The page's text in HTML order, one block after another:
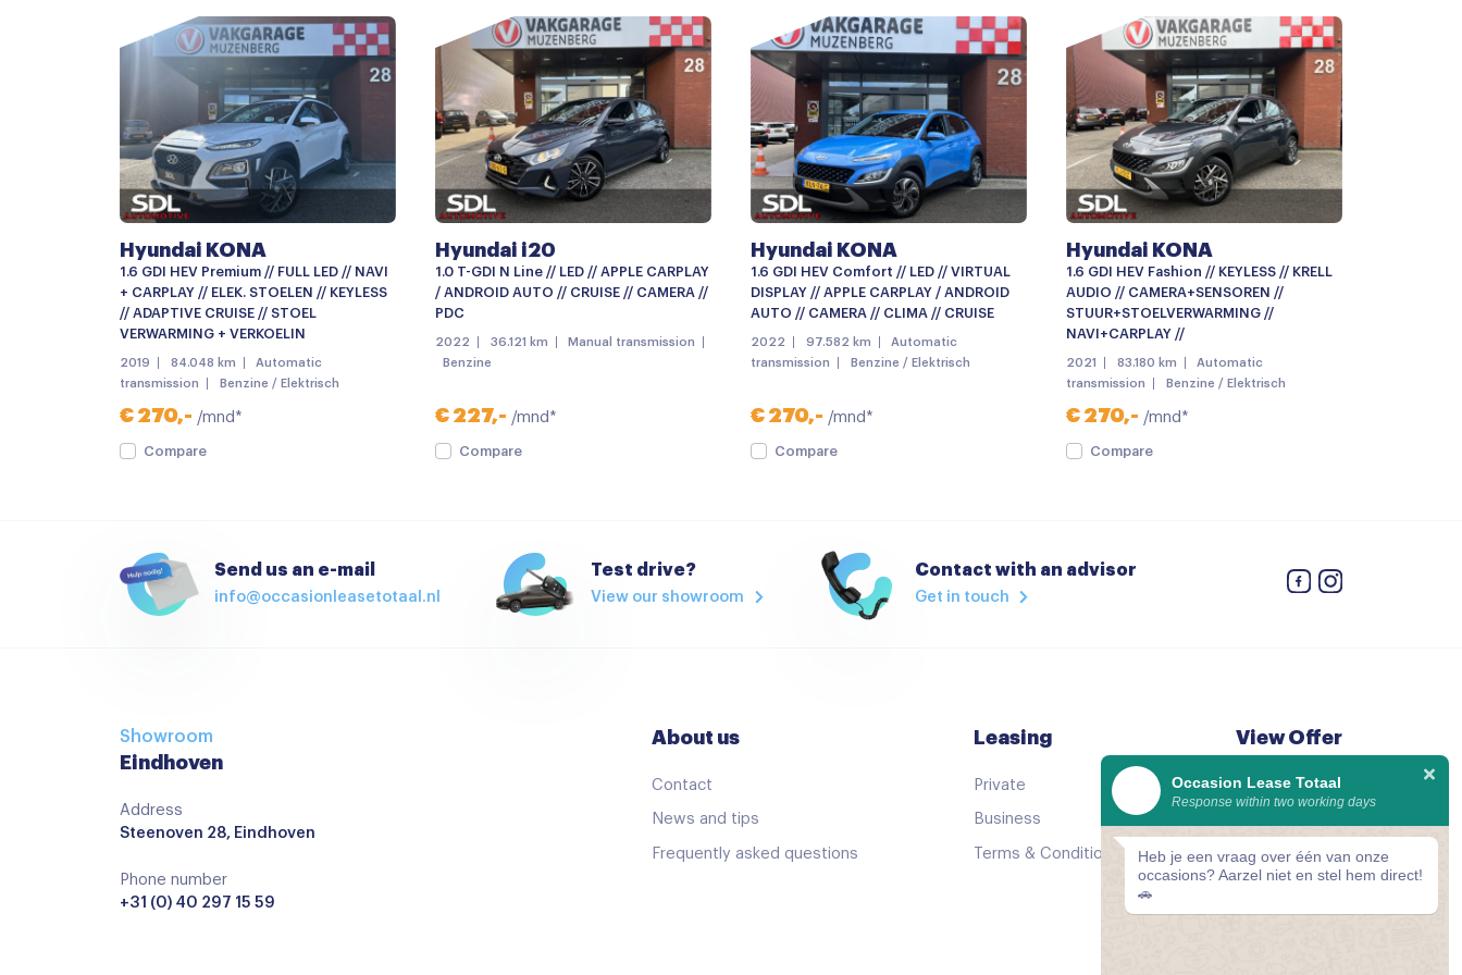
Centrale deurvergrendeling met afstandsbediening Dimlichten automatisch
Getint glas Kleur wit
LED dagrijverlichting Lichtmetalen velgen
Lichtmetalen velgen 16" Mistlampen
Parkeer assistent Parkeersensor achter
Parkeersensoren Achteruitrijcamera
Android auto Apple carplay
Multimedia-voorbereiding Multimedia systeem
Navigatie
Radio Radio
Spraakbediening Achterbank in delen neerklapbaar
Airco Airco met elektronische regeling
Boordcomputer Climate control
Cruise control Cruisecontrol
Airbag(s) hoofd achter
Airbag passagier
Anti Blokkeer Systeem
Autonomous Emergency Braking
Hyundai KONA
1.6 GDI HEV Premium // FULL LED // NAVI
+ CARPLAY // ELEK. STOELEN // KEYLESS
// ADAPTIVE CRUISE // STOEL
VERWARMING + VERKOELIN
2019 84.048 km
Automatic
transmission
Benzine / Elektrisch
€ 270,- /mnd*
Compare
Hyundai i20
1.0 T-GDI N Line // LED // APPLE CARPLAY
/ ANDROID AUTO // CRUISE // CAMERA //
PDC
2022 36.121 km
Manual transmission
Benzine
€ 227,- /mnd*
Compare
Hyundai KONA
1.6 GDI HEV Comfort // LED // VIRTUAL
DISPLAY // APPLE CARPLAY / ANDROID
AUTO // CAMERA // CLIMA // CRUISE
2022 97.582 km
Automatic
transmission
Benzine / Elektrisch
€ 270,- /mnd*
Compare
Hyundai KONA
1.6 GDI HEV Fashion // KEYLESS // KRELL
AUDIO // CAMERA+SENSOREN //
STUUR+STOELVERWARMING //
NAVI+CARPLAY //
2021 83.180 km
Automatic
transmission
Benzine / Elektrisch
€ 270,- /mnd*
Compare
Send us an e-mail
info@occasionleasetotaal.nl
Test drive?
View our showroom
Contact with an advisor
Get in touch
Showroom
Eindhoven
Address
Steenoven 28, Eindhoven
Phone number
+31 (0) 40 297 15 59
About us
Contact
News and tips
Frequently asked questions
Leasing
Private
Business
Terms & Conditions
View Offer
See all cars
Comparator
Occasion Lease Totaal
Response within two working days
Heb je een vraag over één van onze
occasions? Aarzel niet en stel hem direct!
🚗